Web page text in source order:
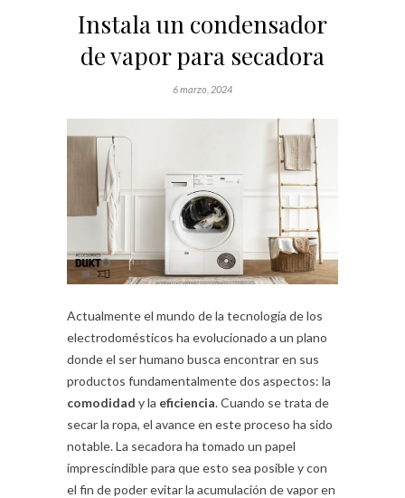
Instala un condensador
de vapor para secadora
6 marzo, 2024
Actualmente el mundo de la tecnología de los
electrodomésticos ha evolucionado a un plano
donde el ser humano busca encontrar en sus
productos fundamentalmente dos aspectos: la
comodidad y la eficiencia. Cuando se trata de
secar la ropa, el avance en este proceso ha sido
notable. La secadora ha tomado un papel
imprescindible para que esto sea posible y con
el fin de poder evitar la acumulación de vapor en